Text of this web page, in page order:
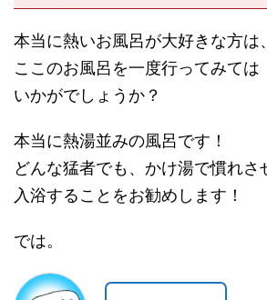
本当に熱いお風呂が大好きな方は、
ここのお風呂を一度行ってみては
いかがでしょうか？
本当に熱湯並みの風呂です！
どんな猛者でも、かけ湯で慣れさ
入浴することをお勧めします！
では。